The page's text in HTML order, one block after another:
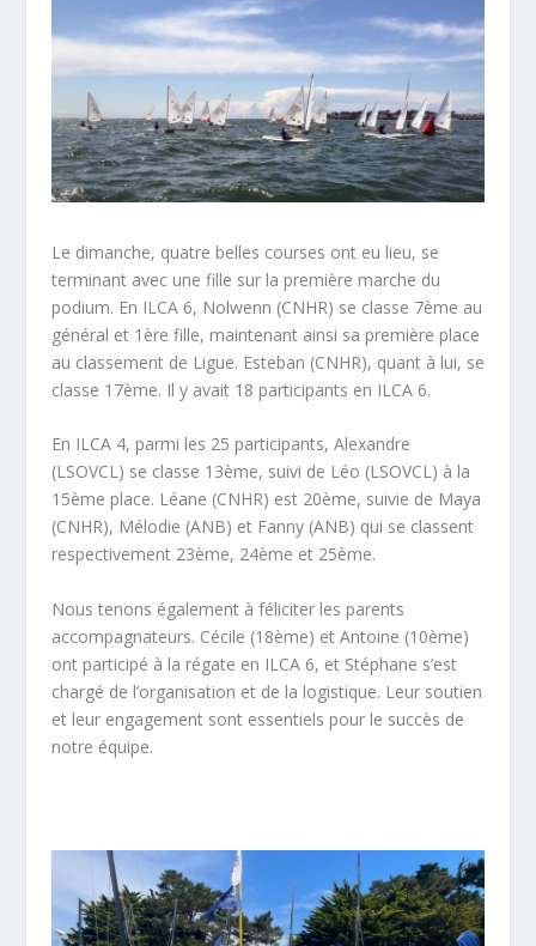
Le dimanche, quatre belles courses ont eu lieu, se
terminant avec une fille sur la première marche du
podium. En ILCA 6, Nolwenn (CNHR) se classe 7ème au
général et 1ère fille, maintenant ainsi sa première place
au classement de Ligue. Esteban (CNHR), quant à lui, se
classe 17ème. Il y avait 18 participants en ILCA 6.
En ILCA 4, parmi les 25 participants, Alexandre
(LSOVCL) se classe 13ème, suivi de Léo (LSOVCL) à la
15ème place. Léane (CNHR) est 20ème, suivie de Maya
(CNHR), Mélodie (ANB) et Fanny (ANB) qui se classent
respectivement 23ème, 24ème et 25ème.
Nous tenons également à féliciter les parents
accompagnateurs. Cécile (18ème) et Antoine (10ème)
ont participé à la régate en ILCA 6, et Stéphane s’est
chargé de l’organisation et de la logistique. Leur soutien
et leur engagement sont essentiels pour le succès de
notre équipe.